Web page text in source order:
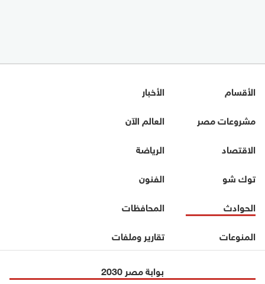
الأقسام
الأخبار
مشروعات مصر
العالم الآن
الاقتصاد
الرياضة
توك شو
الفنون
الحوادث
المحافظات
المنوعات
تقارير وملفات
بوابة مصر 2030